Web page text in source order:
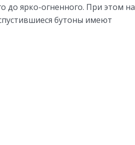
до ярко-огненного. При этом на
бутоны имеют